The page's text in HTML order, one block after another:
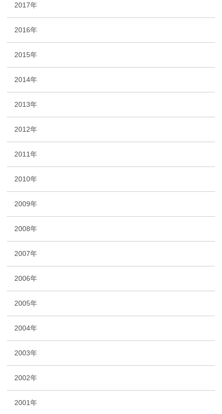
2017年
2016年
2015年
2014年
2013年
2012年
2011年
2010年
2009年
2008年
2007年
2006年
2005年
2004年
2003年
2002年
2001年